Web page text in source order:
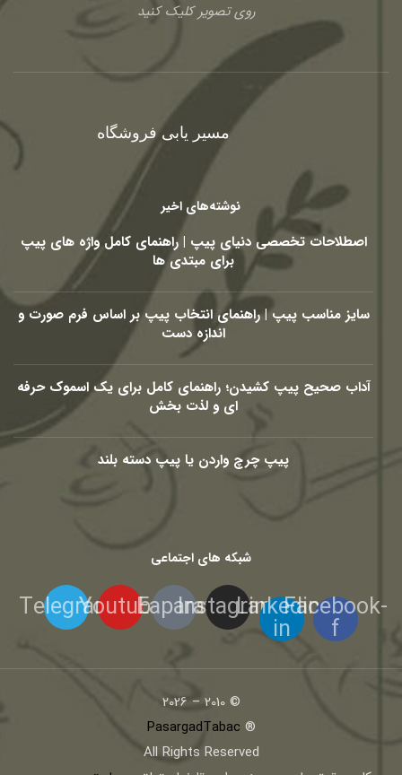
روی تصویر کلیک کنید
مسیر یابی فروشگاه
نوشته‌های اخیر
اصطلاحات تخصصی دنیای پیپ | راهنمای کامل واژه های پیپ
برای مبتدی ها
سایز مناسب پیپ | راهنمای انتخاب پیپ بر اساس فرم صورت و
اندازه دست
آداب صحیح پیپ کشیدن؛ راهنمای کامل برای یک اسموک حرفه
ای و لذت بخش
پیپ چرچ واردن یا پیپ دسته بلند
شبکه های اجتماعی
Facebook-
f
Linkedin-
in
Instagram
Eaparat
Youtube
Telegram
© 2010 – 2026
®
PasargadTabac
All Rights Reserved